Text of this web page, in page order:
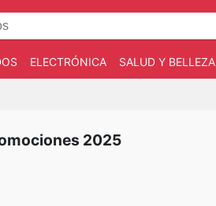
ELECTRÓNICA SALUD Y BELLEZA
2025